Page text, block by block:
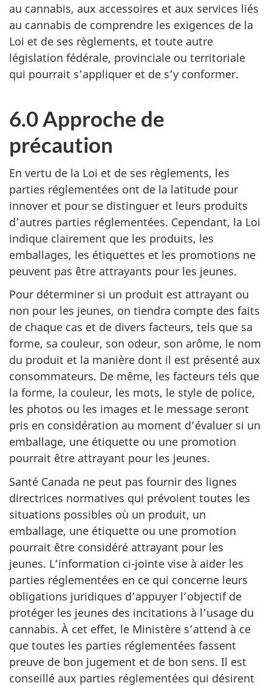
au cannabis, aux accessoires et aux services liés
au cannabis de comprendre les exigences de la
Loi et de ses règlements, et toute autre
législation fédérale, provinciale ou territoriale
qui pourrait s’appliquer et de s’y conformer.
6.0 Approche de
précaution
En vertu de la Loi et de ses règlements, les
parties réglementées ont de la latitude pour
innover et pour se distinguer et leurs produits
d’autres parties réglementées. Cependant, la Loi
indique clairement que les produits, les
emballages, les étiquettes et les promotions ne
peuvent pas être attrayants pour les jeunes.
Pour déterminer si un produit est attrayant ou
non pour les jeunes, on tiendra compte des faits
de chaque cas et de divers facteurs, tels que sa
forme, sa couleur, son odeur, son arôme, le nom
du produit et la manière dont il est présenté aux
consommateurs. De même, les facteurs tels que
la forme, la couleur, les mots, le style de police,
les photos ou les images et le message seront
pris en considération au moment d’évaluer si un
emballage, une étiquette ou une promotion
pourrait être attrayant pour les jeunes.
Santé Canada ne peut pas fournir des lignes
directrices normatives qui prévoient toutes les
situations possibles où un produit, un
emballage, une étiquette ou une promotion
pourrait être considéré attrayant pour les
jeunes. L’information ci-jointe vise à aider les
parties réglementées en ce qui concerne leurs
obligations juridiques d’appuyer l’objectif de
protéger les jeunes des incitations à l’usage du
cannabis. À cet effet, le Ministère s’attend à ce
que toutes les parties réglementées fassent
preuve de bon jugement et de bon sens. Il est
conseillé aux parties réglementées qui désirent